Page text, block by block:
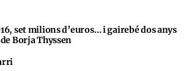
set milions d’euros… i gairebé dos anys
Borja Thyssen